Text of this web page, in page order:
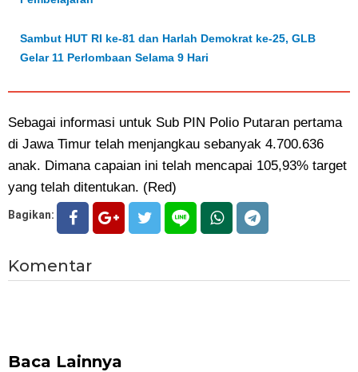
Sambut HUT RI ke-81 dan Harlah Demokrat ke-25, GLB
Gelar 11 Perlombaan Selama 9 Hari
Sebagai informasi untuk Sub PIN Polio Putaran pertama
di Jawa Timur telah menjangkau sebanyak 4.700.636
anak. Dimana capaian ini telah mencapai 105,93% target
yang telah ditentukan. (Red)
Bagikan:
Komentar
Baca Lainnya